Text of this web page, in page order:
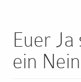
Euer
ein